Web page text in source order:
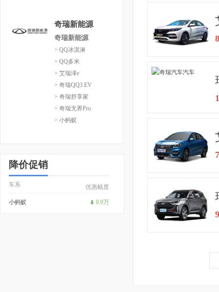
奇瑞新能源
奇瑞新能源
> QQ冰淇淋
> QQ多米
> 艾瑞泽e
> 奇瑞QQ3 EV
> 奇瑞舒享家
> 奇瑞无界Pro
> 小蚂蚁
降价促销
车系 优惠幅度
小蚂蚁 0.9万